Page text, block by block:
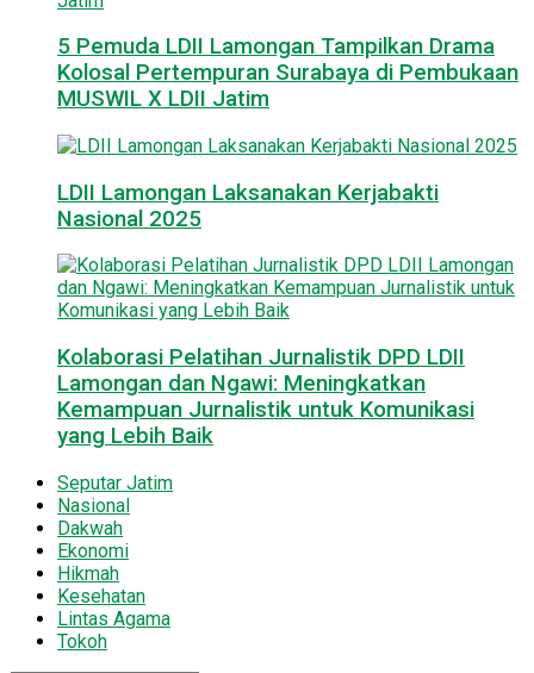
5 Pemuda LDII Lamongan Tampilkan Drama
Kolosal Pertempuran Surabaya di Pembukaan
MUSWIL X LDII Jatim
LDII Lamongan Laksanakan Kerjabakti
Nasional 2025
Kolaborasi Pelatihan Jurnalistik DPD LDII
Lamongan dan Ngawi: Meningkatkan
Kemampuan Jurnalistik untuk Komunikasi
yang Lebih Baik
Seputar Jatim
Nasional
Dakwah
Ekonomi
Hikmah
Kesehatan
Lintas Agama
Tokoh